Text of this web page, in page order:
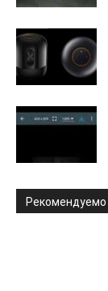
Рекомендуемо